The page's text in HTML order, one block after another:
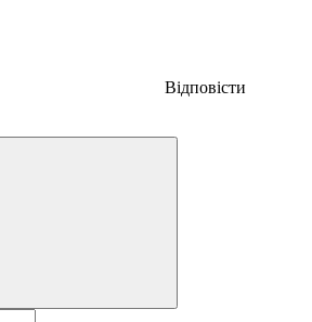
Відповісти